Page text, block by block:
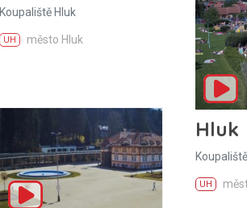
Koupaliště Hluk
UH město Hluk
Hluk
UH